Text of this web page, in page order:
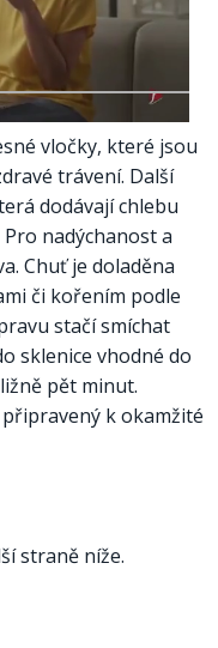
vločky, které jsou
trávení. Další
dodávají chlebu
nadýchanost a
Chuť je doladěna
či kořením podle
stačí smíchat
sklenice vhodné do
pět minut.
k okamžité
straně níže.